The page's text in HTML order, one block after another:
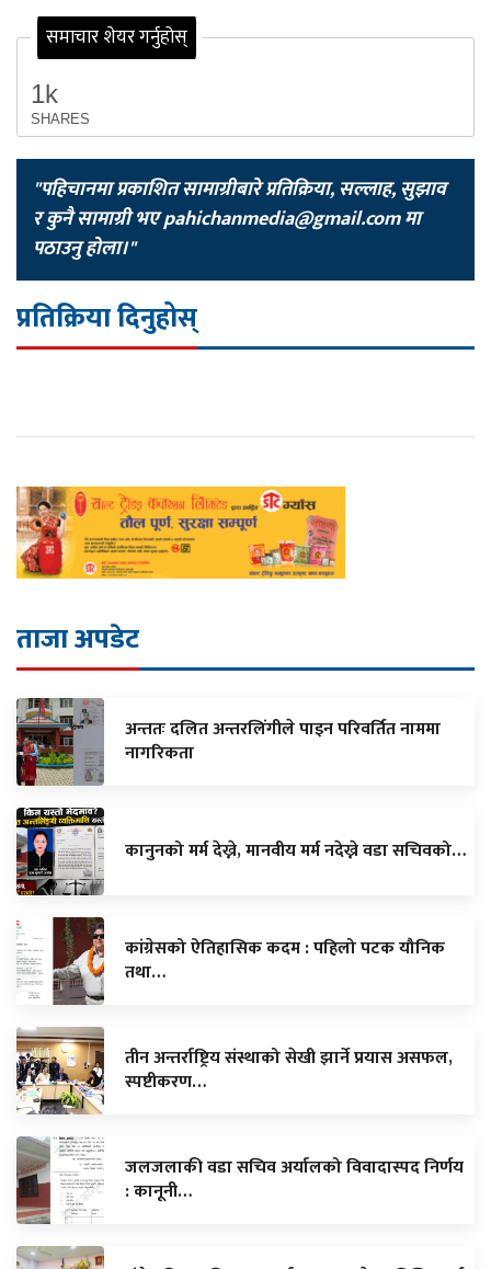
समाचार शेयर गर्नुहोस्
1k
SHARES
"पहिचानमा प्रकाशित सामाग्रीबारे प्रतिक्रिया, सल्लाह, सुझाव
र कुनै सामाग्री भएpahichanmedia@gmail.comमा
पठाउनु होला।"
प्रतिक्रिया दिनुहोस्
ताजा अपडेट
अन्ततः दलित अन्तरलिंगीले पाइन परिवर्तित नाममा
नागरिकता
कानुनको मर्म देख्ने, मानवीय मर्म नदेख्ने वडा सचिवको…
कांग्रेसको ऐतिहासिक कदम : पहिलो पटक यौनिक
तथा…
तीन अन्तर्राष्ट्रिय संस्थाको सेखी झार्ने प्रयास असफल,
स्पष्टीकरण…
जलजलाकी वडा सचिव अर्यालको विवादास्पद निर्णय
: कानूनी…